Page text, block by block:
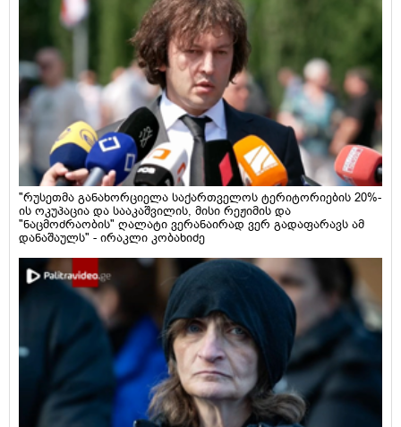
"რუსეთმა განახორციელა საქართველოს ტერიტორიების 20%-
ის ოკუპაცია და სააკაშვილის, მისი რეჟიმის და
"ნაცმოძრაობის" ღალატი ვერანაირად ვერ გადაფარავს ამ
დანაშაულს" - ირაკლი კობახიძე